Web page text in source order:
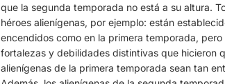
que la segunda temporada no está a su altura.
héroes alienígenas, por ejemplo: están
encendidos como en la primera temporada, pero
fortalezas y debilidades distintivas que hicieron
alienígenas de la primera temporada sean tan